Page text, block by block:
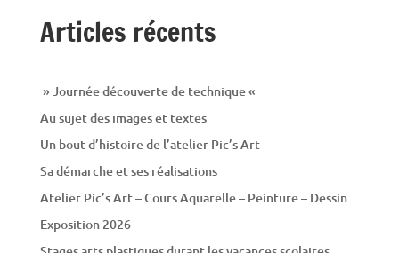
Articles récents
» Journée découverte de technique «
Au sujet des images et textes
Un bout d’histoire de l’atelier Pic’s Art
Sa démarche et ses réalisations
Atelier Pic’s Art – Cours Aquarelle – Peinture – Dessin
Exposition 2026